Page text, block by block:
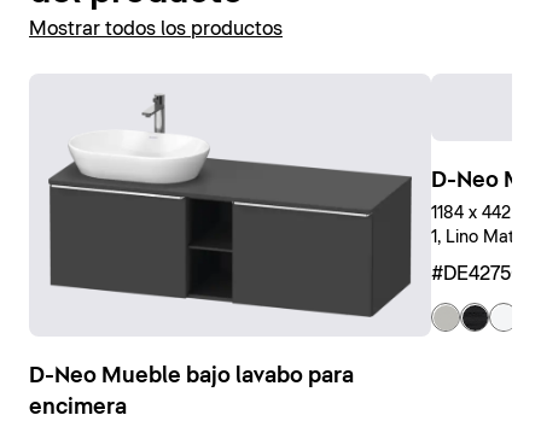
Mostrar todos los productos
D-Neo Mueble bajo lavabo para
encimera
D-Neo
1184 x 442 x
1, Lino Mate,